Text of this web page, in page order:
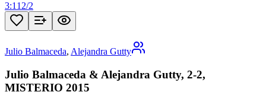
3:11 2/2
Julio Balmaceda, Alejandra Gutty
Julio Balmaceda & Alejandra Gutty, 2-2,
MISTERIO 2015